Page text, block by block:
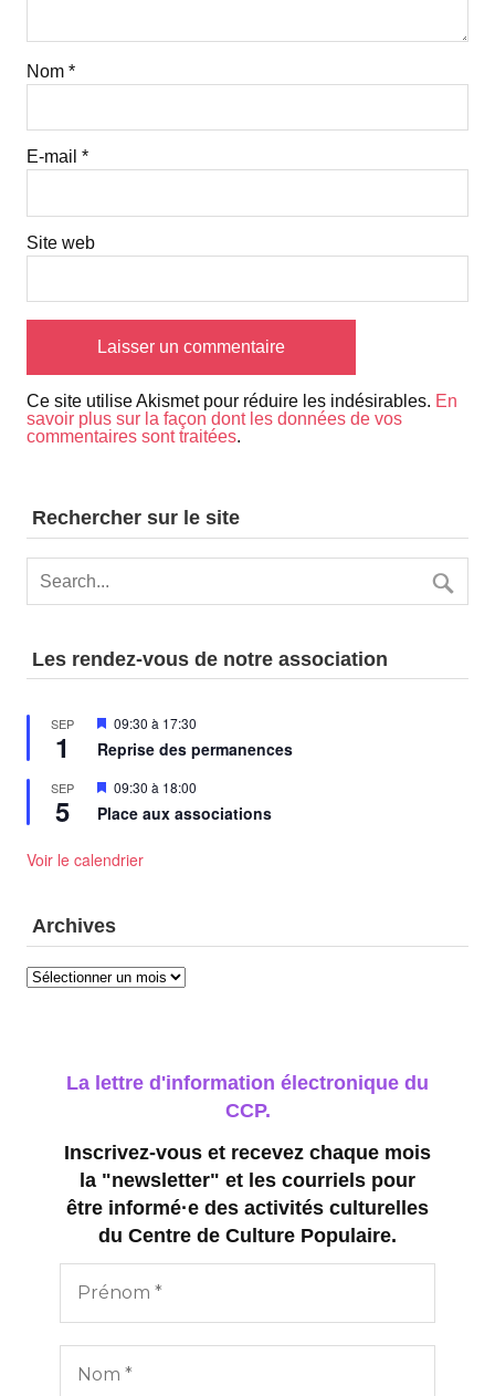
Nom *
E-mail *
Site web
Ce site utilise Akismet pour réduire les indésirables. En
savoir plus sur la façon dont les données de vos
commentaires sont traitées.
Rechercher sur le site
Les rendez-vous de notre association
SEP
1
Mis
avant
09:30 à 17:30
Reprise des permanences
SEP
5
Mis
avant
09:30 à 18:00
Place aux associations
Voir le calendrier
Archives
Archives
La lettre d'information électronique du
CCP.
Inscrivez-vous et recevez chaque mois
la "newsletter" et les courriels pour
être informé·e des activités culturelles
du Centre de Culture Populaire.